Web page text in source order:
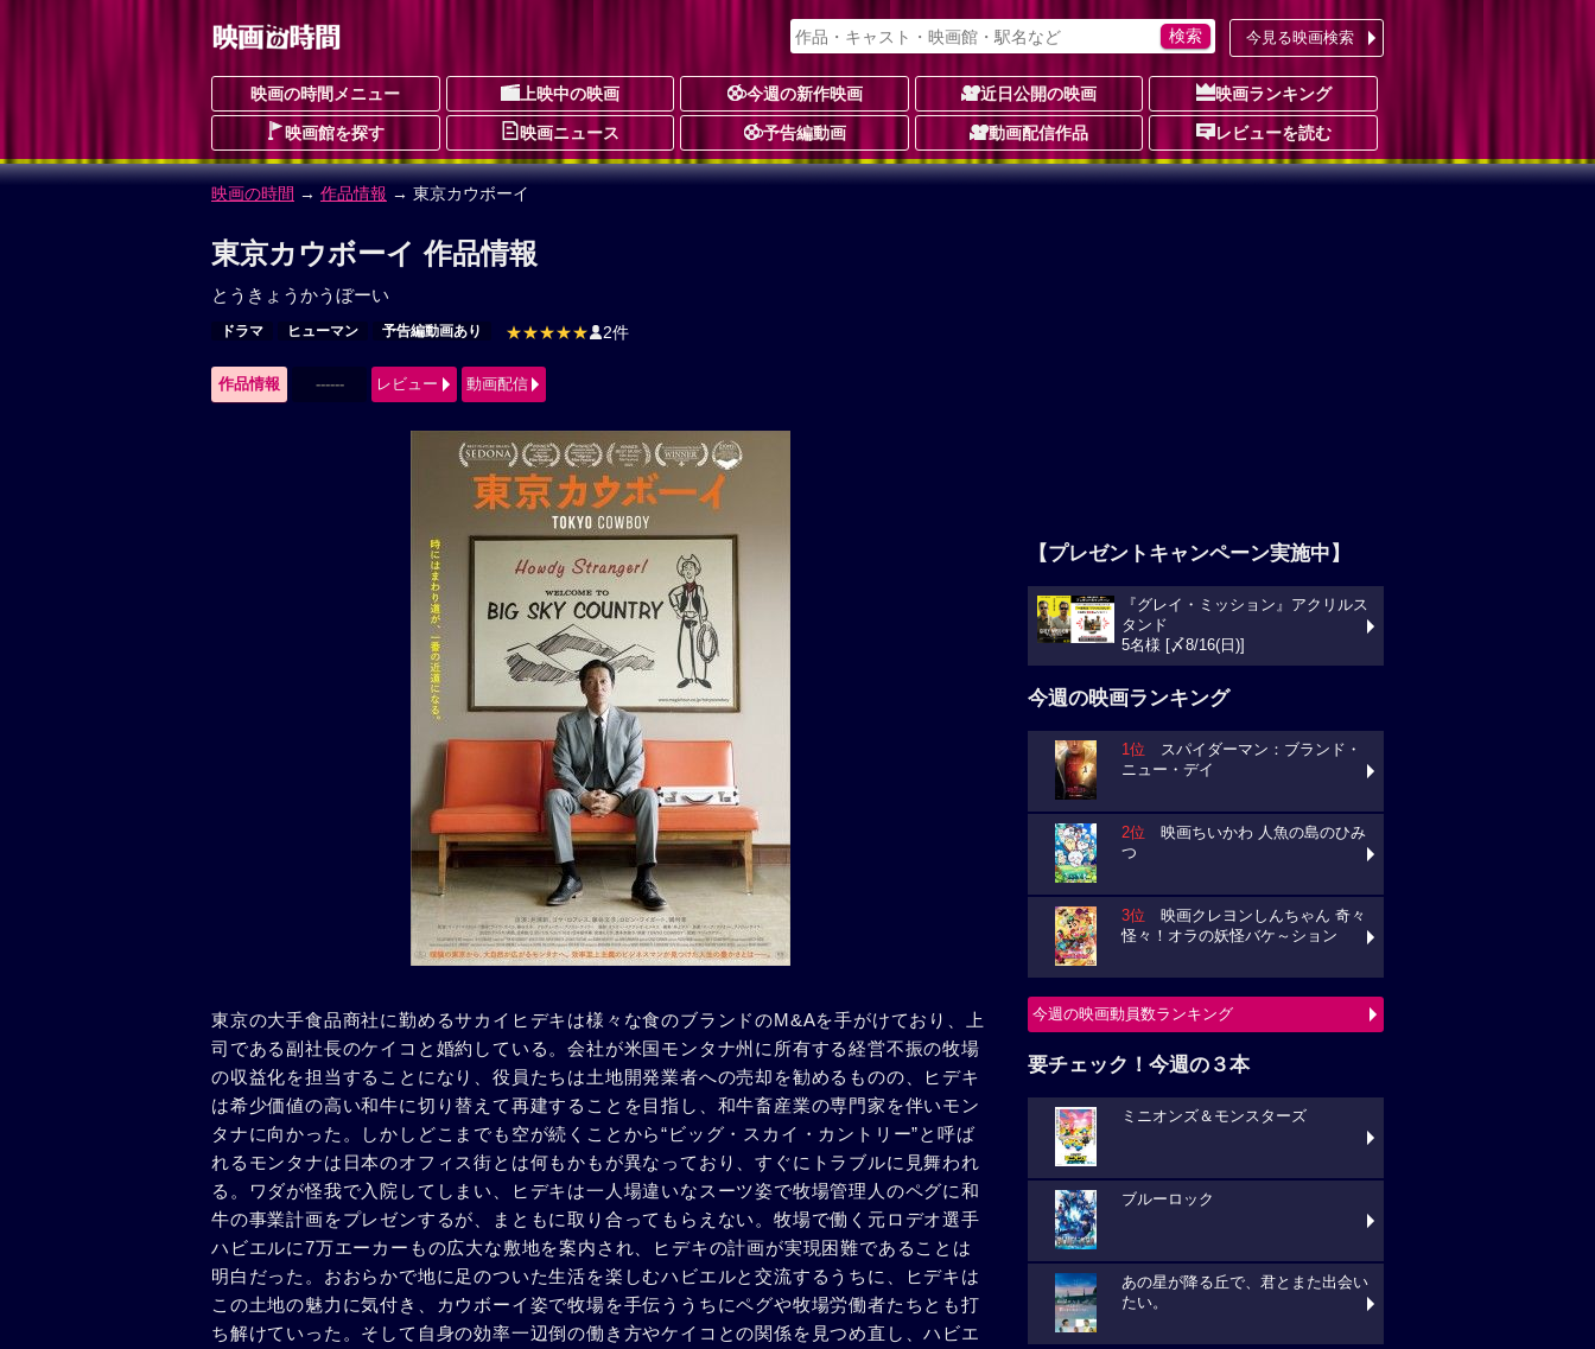
今見る映画検索
映画の時間メニュー 上映中の映画 今週の新作映画 近日公開の映画 映画ランキング
映画館を探す 映画ニュース 予告編動画 動画配信作品 レビューを読む
映画の時間 → 作品情報 → 東京カウボーイ
東京カウボーイ 作品情報
とうきょうかうぼーい
ドラマ ヒューマン 予告編動画あり ★★★★★ 2件
作品情報 ------ レビュー 動画配信
東京の大手食品商社に勤めるサカイヒデキは様々な食のブランドのM&Aを手がけており、上
司である副社長のケイコと婚約している。会社が米国モンタナ州に所有する経営不振の牧場
の収益化を担当することになり、役員たちは土地開発業者への売却を勧めるものの、ヒデキ
は希少価値の高い和牛に切り替えて再建することを目指し、和牛畜産業の専門家を伴いモン
タナに向かった。しかしどこまでも空が続くことから“ビッグ・スカイ・カントリー”と呼ば
れるモンタナは日本のオフィス街とは何もかもが異なっており、すぐにトラブルに見舞われ
る。ワダが怪我で入院してしまい、ヒデキは一人場違いなスーツ姿で牧場管理人のペグに和
牛の事業計画をプレゼンするが、まともに取り合ってもらえない。牧場で働く元ロデオ選手
ハビエルに7万エーカーもの広大な敷地を案内され、ヒデキの計画が実現困難であることは
明白だった。おおらかで地に足のついた生活を楽しむハビエルと交流するうちに、ヒデキは
この土地の魅力に気付き、カウボーイ姿で牧場を手伝ううちにペグや牧場労働者たちとも打
ち解けていった。そして自身の効率一辺倒の働き方やケイコとの関係を見つめ直し、ハビエ
【プレゼントキャンペーン実施中】
『グレイ・ミッション』アクリルス
タンド
5名様 [〆8/16(日)]
今週の映画ランキング
1位 スパイダーマン：ブランド・
ニュー・デイ
2位 映画ちいかわ 人魚の島のひみ
つ
3位 映画クレヨンしんちゃん 奇々
怪々！オラの妖怪バケ～ション
今週の映画動員数ランキング
要チェック！今週の３本
ミニオンズ＆モンスターズ
ブルーロック
あの星が降る丘で、君とまた出会い
たい。